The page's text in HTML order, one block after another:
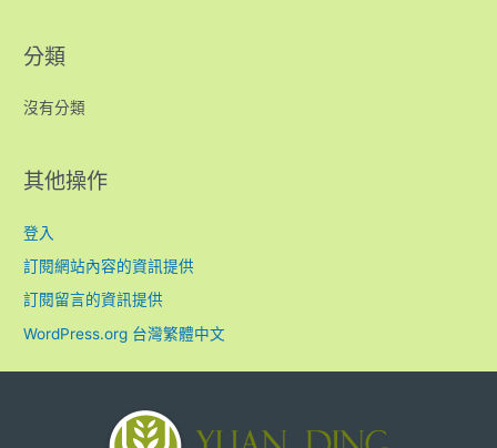
分類
沒有分類
其他操作
登入
訂閱網站內容的資訊提供
訂閱留言的資訊提供
WordPress.org 台灣繁體中文